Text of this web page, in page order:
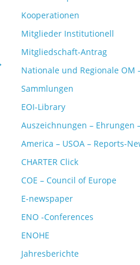
Kooperationen
Mitglieder Institutionell
Mitgliedschaft-Antrag
Nationale und Regionale OM
Sammlungen
EOI-Library
Auszeichnungen – Ehrungen
America – USOA – Reports-
CHARTER Click
COE – Council of Europe
E-newspaper
ENO -Conferences
ENOHE
Jahresberichte